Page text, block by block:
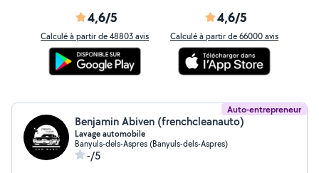
4,6/5
Calculé à partir de 48803 avis
4,6/5
Calculé à partir de 66000 avis
Auto-entrepreneur
Benjamin Abiven (frenchcleanauto)
Lavage automobile
Banyuls-dels-Aspres (Banyuls-dels-Aspres)
-/5